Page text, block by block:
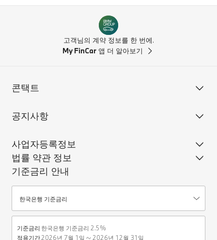
고객님의 계약 정보를 한 번에.
My FinCar 앱 더 알아보기
콘택트
공지사항
사업자등록정보
법률 약관 정보
기준금리 안내
기준금리안내
한국은행 기준금리
기준금리 한국은행 기준금리 2.5%
적용기간2026년 7월 1일 ~ 2026년 12월 31일